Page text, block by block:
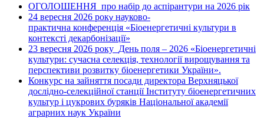
ОГОЛОШЕННЯ про набір до аспірантури на 2026 рік
24 вересня 2026 року науково-
практична конференція «Біоенергетичні культури в
контексті декарбонізації»
23 вересня 2026 року День поля – 2026 «Біоенергетичні
культури: сучасна селекція, технології вирощування та
перспективи розвитку біоенергетики України».
Конкурс на зайняття посади директора Верхняцької
дослідно-селекційної станції Інституту біоенергетичних
культур і цукрових буряків Національної академії
аграрних наук України